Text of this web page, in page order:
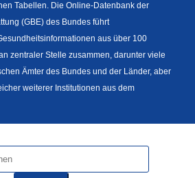
Tabellen. Die Online-Datenbank der
(GBE) des Bundes führt
aus über 100
zentraler Stelle zusammen, darunter viele
Ämter des Bundes und der Länder, aber
weiterer Institutionen aus dem